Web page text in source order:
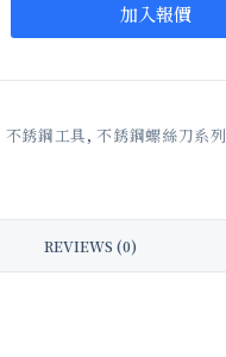
加入報價
不銹鋼工具,不銹鋼螺絲刀系列
REVIEWS (0)